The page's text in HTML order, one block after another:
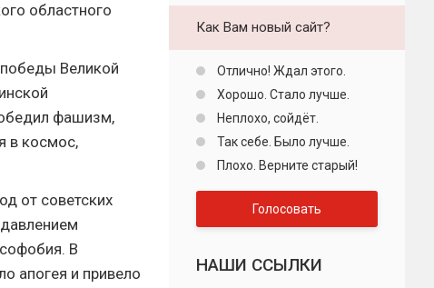
областного
Великой
фашизм,
в космос,
от советских
В
апогея и привело
Как Вам новый сайт?
Отлично! Ждал этого.
Хорошо. Стало лучше.
Неплохо, сойдёт.
Так себе. Было лучше.
Плохо. Верните старый!
Голосовать
НАШИ ССЫЛКИ